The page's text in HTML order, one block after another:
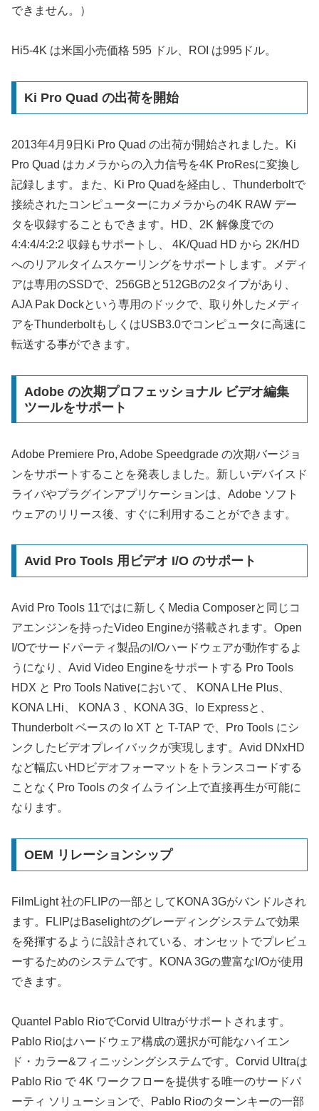
できません。）
Hi5-4K は米国小売価格 595 ドル、ROI は995ドル。
Ki Pro Quad の出荷を開始
2013年4月9日Ki Pro Quad の出荷が開始されました。Ki
Pro Quad はカメラからの入力信号を4K ProResに変換し
記録します。また、Ki Pro Quadを経由し、Thunderboltで
接続されたコンピューターにカメラからの4K RAW デー
タを収録することもできます。HD、2K 解像度での
4:4:4/4:2:2 収録もサポートし、 4K/Quad HD から 2K/HD
へのリアルタイムスケーリングをサポートします。メディ
アは専用のSSDで、256GBと512GBの2タイプがあり、
AJA Pak Dockという専用のドックで、取り外したメディ
アをThunderboltもしくはUSB3.0でコンピュータに高速に
転送する事ができます。
Adobe の次期プロフェッショナル ビデオ編集
ツールをサポート
Adobe Premiere Pro, Adobe Speedgrade の次期バージョ
ンをサポートすることを発表しました。新しいデバイスド
ライバやプラグインアプリケーションは、Adobe ソフト
ウェアのリリース後、すぐに利用することができます。
Avid Pro Tools 用ビデオ I/O のサポート
Avid Pro Tools 11ではに新しくMedia Composerと同じコ
アエンジンを持ったVideo Engineが搭載されます。Open
I/Oでサードパーティ製品のI/Oハードウェアが動作するよ
うになり、Avid Video Engineをサポートする Pro Tools
HDX と Pro Tools Nativeにおいて、 KONA LHe Plus、
KONA LHi、 KONA 3 、KONA 3G、Io Expressと、
Thunderbolt ベースの Io XT と T-TAP で、Pro Tools にシ
ンクしたビデオプレイバックが実現します。Avid DNxHD
など幅広いHDビデオフォーマットをトランスコードする
ことなくPro Tools のタイムライン上で直接再生が可能に
なります。
OEM リレーションシップ
FilmLight 社のFLIPの一部としてKONA 3Gがバンドルされ
ます。FLIPはBaselightのグレーディングシステムで効果
を発揮するように設計されている、オンセットでプレビュ
ーするためのシステムです。KONA 3Gの豊富なI/Oが使用
できます。
Quantel Pablo RioでCorvid Ultraがサポートされます。
Pablo Rioはハードウェア構成の選択が可能なハイエン
ド・カラー&フィニッシングシステムです。Corvid Ultraは
Pablo Rio で 4K ワークフローを提供する唯一のサードパ
ーティ ソリューションで、Pablo Rioのターンキーの一部